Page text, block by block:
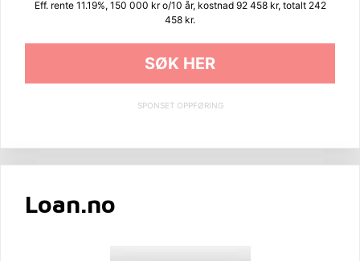
Eff. rente 11.19%, 150 000 kr o/10 år, kostnad 92 458 kr, totalt 242
458 kr.
SØK HER
SPONSET OPPFØRING
Loan.no